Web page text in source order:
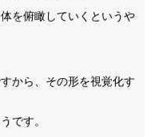
を俯瞰していくというや
から、その形を視覚化す
です。